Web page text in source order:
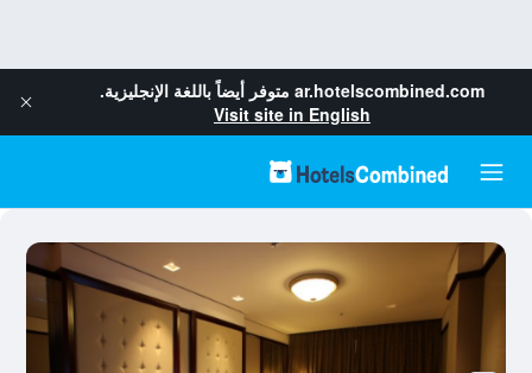
ar.hotelscombined.com متوفر أيضاً باللغة الإنجليزية.
Visit site in English